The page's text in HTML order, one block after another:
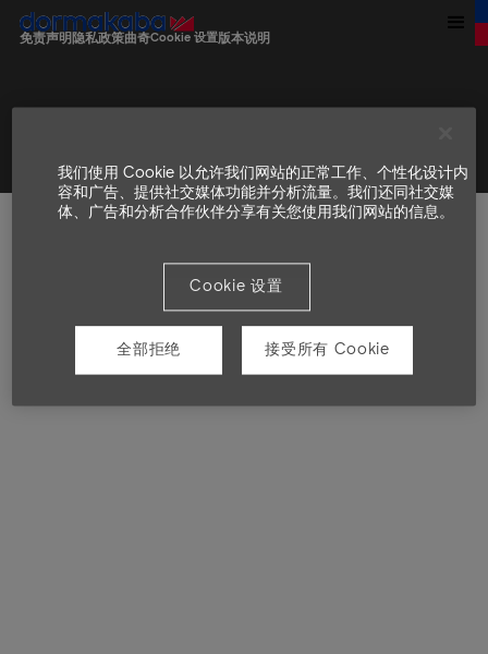
免责声明 隐私政策曲奇Cookie 设置版本说明
我们使用 Cookie 以允许我们网站的正常工作、个性化设计内
容和广告、提供社交媒体功能并分析流量。我们还同社交媒
体、广告和分析合作伙伴分享有关您使用我们网站的信息。
Cookie 设置
全部拒绝 接受所有 Cookie